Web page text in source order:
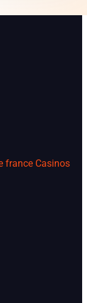
france Casinos